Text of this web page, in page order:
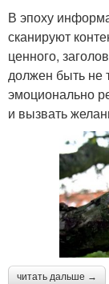
В эпоху
сканируют
ценного,
должен быть не
эмоционально
и вызвать
читать дальше →